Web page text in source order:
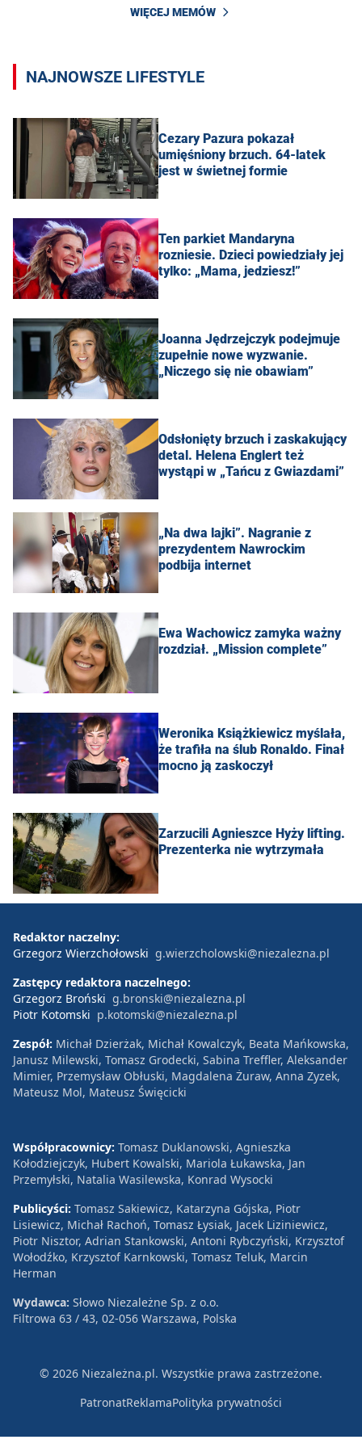
WIĘCEJ MEMÓW
NAJNOWSZE LIFESTYLE
Cezary Pazura pokazał
umięśniony brzuch. 64-latek
jest w świetnej formie
Ten parkiet Mandaryna
rozniesie. Dzieci powiedziały jej
tylko: „Mama, jedziesz!”
Joanna Jędrzejczyk podejmuje
zupełnie nowe wyzwanie.
„Niczego się nie obawiam”
Odsłonięty brzuch i zaskakujący
detal. Helena Englert też
wystąpi w „Tańcu z Gwiazdami”
„Na dwa lajki”. Nagranie z
prezydentem Nawrockim
podbija internet
Ewa Wachowicz zamyka ważny
rozdział. „Mission complete”
Weronika Książkiewicz myślała,
że trafiła na ślub Ronaldo. Finał
mocno ją zaskoczył
Zarzucili Agnieszce Hyży lifting.
Prezenterka nie wytrzymała
Redaktor naczelny:
Grzegorz Wierzchołowski g.wierzcholowski@niezalezna.pl
Zastępcy redaktora naczelnego:
Grzegorz Broński g.bronski@niezalezna.pl
Piotr Kotomski p.kotomski@niezalezna.pl
Zespół: Michał Dzierżak, Michał Kowalczyk, Beata Mańkowska,
Janusz Milewski, Tomasz Grodecki, Sabina Treffler, Aleksander
Mimier, Przemysław Obłuski, Magdalena Żuraw, Anna Zyzek,
Mateusz Mol, Mateusz Święcicki
Współpracownicy: Tomasz Duklanowski, Agnieszka
Kołodziejczyk, Hubert Kowalski, Mariola Łukawska, Jan
Przemyłski, Natalia Wasilewska, Konrad Wysocki
Publicyści: Tomasz Sakiewicz, Katarzyna Gójska, Piotr
Lisiewicz, Michał Rachoń, Tomasz Łysiak, Jacek Liziniewicz,
Piotr Nisztor, Adrian Stankowski, Antoni Rybczyński, Krzysztof
Wołodźko, Krzysztof Karnkowski, Tomasz Teluk, Marcin
Herman
Wydawca: Słowo Niezależne Sp. z o.o.
Filtrowa 63 / 43, 02-056 Warszawa, Polska
© 2026 Niezależna.pl. Wszystkie prawa zastrzeżone.
PatronatReklamaPolityka prywatności